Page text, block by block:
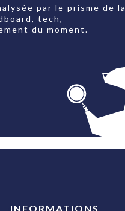
par le prisme de la
tech,
du moment.
INFORMATIONS